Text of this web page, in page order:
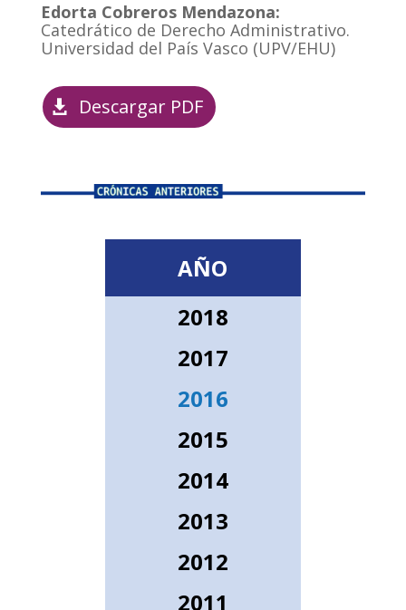
Edorta Cobreros Mendazona:
Catedrático de Derecho Administrativo.
Universidad del País Vasco (UPV/EHU)
Descargar PDF
AÑO
2018
2017
2016
2015
2014
2013
2012
2011